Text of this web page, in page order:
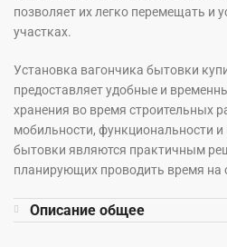
позволяет их легко перемещать и
участках.
Установка вагончика бытовки
предоставляет удобные и
хранения во время строительных
мобильности, функциональности
бытовки являются практичным
планирующих проводить время на
Описание общее